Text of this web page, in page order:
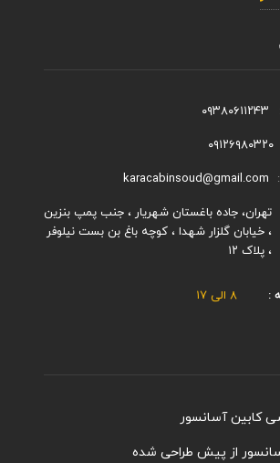
۰۹۳۸۰۶۱۱۲۴۳
۰۹۱۲۶۹۸۰۳۲۰
karacabinsoud@gmail.com
تهران، جاده باغستان شهریار ، جنب پمپ بنزین
، خیابان گلزار شهدا ، کوچه باغ بن بست نیلوفر
، پلاک ۱۲
: ۸ الی ۱۷
کابین آسانسور
از پیش طراحی شده